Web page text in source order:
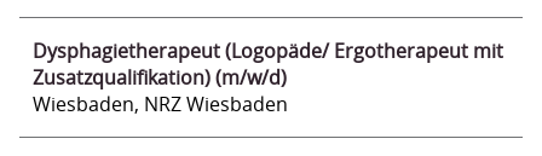
Dysphagietherapeut (Logopäde/ Ergotherapeut mit
Zusatzqualifikation) (m/w/d)
Wiesbaden, NRZ Wiesbaden